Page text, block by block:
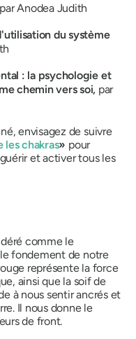
Anodea Judith
du système
: la psychologie et
chemin vers soi, par
envisagez de suivre
les chakras» pour
et activer tous les
comme le
fondement de notre
représente la force
ainsi que la soif de
à nous sentir ancrés et
Il nous donne le
de front.